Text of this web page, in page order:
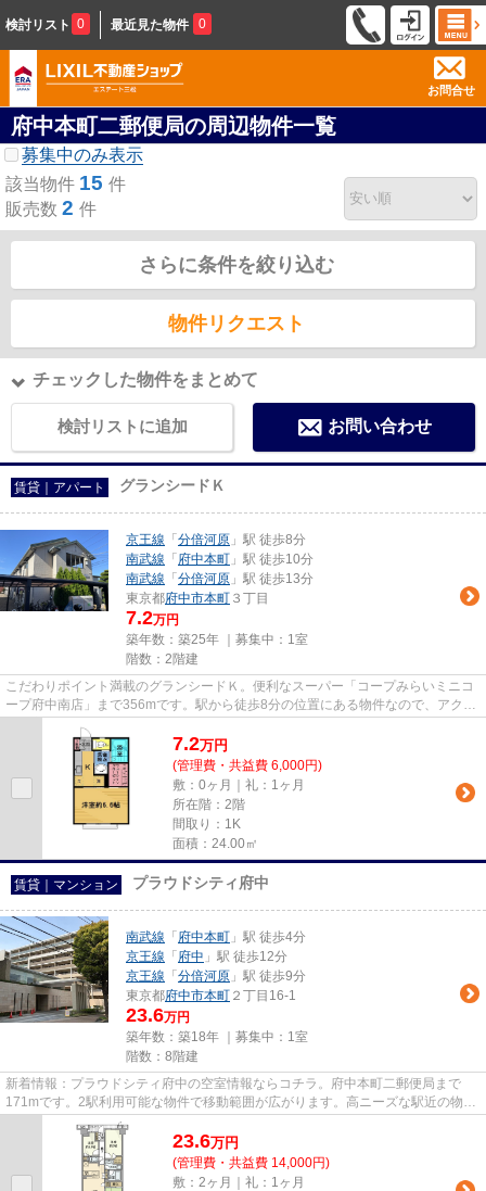
検討リスト 0 最近見た物件 0
お問合せ
府中本町二郵便局の周辺物件一覧
募集中のみ表示
該当物件 15 件
販売数 2 件
さらに条件を絞り込む
物件リクエスト
チェックした物件をまとめて
検討リストに追加 お問い合わせ
賃貸｜アパート グランシードＫ
京王線 「 分倍河原 」駅 徒歩8分
南武線 「 府中本町 」駅 徒歩10分
南武線 「 分倍河原 」駅 徒歩13分
東京都府中市本町 ３丁目
7.2万円
築年数：築25年 ｜募集中： 1室
階数：2階建
こだわりポイント満載のグランシードＫ。便利なスーパー「コープみらいミニコ
ープ府中南店」まで356mです。駅から徒歩8分の位置にある物件なので、アクセ
7.2万円
(管理費・共益費 6,000円)
敷：0ヶ月｜礼：1ヶ月
所在階：2階
間取り：1K
面積：24.00㎡
賃貸｜マンション プラウドシティ府中
南武線 「 府中本町 」駅 徒歩4分
京王線 「 府中 」駅 徒歩12分
京王線 「 分倍河原 」駅 徒歩9分
東京都府中市本町 ２丁目16-1
23.6万円
築年数：築18年 ｜募集中： 1室
階数：8階建
新着情報：プラウドシティ府中の空室情報ならコチラ。府中本町二郵便局まで
171mです。2駅利用可能な物件で移動範囲が広がります。高ニーズな駅近の物件
で、徒歩4分で駅に行くことがで...
23.6万円
(管理費・共益費 14,000円)
敷：2ヶ月｜礼：1ヶ月